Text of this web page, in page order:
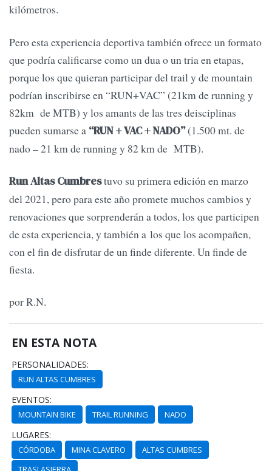
kilómetros.
Pero esta experiencia deportiva también ofrece un formato
que podría calificarse como un dua o un tria en etapas,
porque los que quieran participar del trail y de mountain
podrían inscribirse en “RUN+VAC” (21km de running y
82km de MTB) y los amants de las tres deisciplinas
pueden sumarse a “RUN + VAC + NADO”(1.500 mt. de
nado – 21 km de running y 82 km de MTB).
Run Altas Cumbrestuvo su primera edición en marzo
del 2021, pero para este año promete muchos cambios y
renovaciones que sorprenderán a todos, los que participen
de esta experiencia, y también a los que los acompañen,
con el fin de disfrutar de un finde diferente. Un finde de
fiesta.
por R.N.
EN ESTA NOTA
PERSONALIDADES:
RUN ALTAS CUMBRES
EVENTOS:
MOUNTAIN BIKE TRAIL RUNNING NADO
LUGARES:
CÓRDOBA MINA CLAVERO
ALTAS CUMBRES